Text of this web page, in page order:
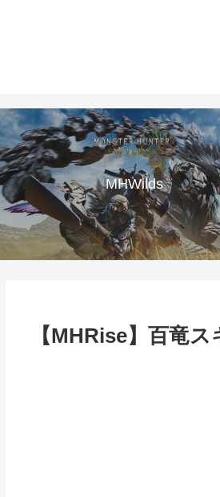
MHWilds
【MHRise】百竜